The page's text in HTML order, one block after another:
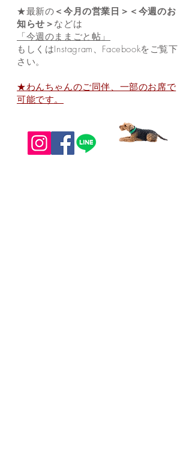
★最新の ＜今月の営業日＞ ＜今週のお
知らせ＞ などは
「今週のままごと帖」
もしくはInstagram、Facebookをご覧下
さい。
★わんちゃんのご同伴、一部のお席で
可能です。